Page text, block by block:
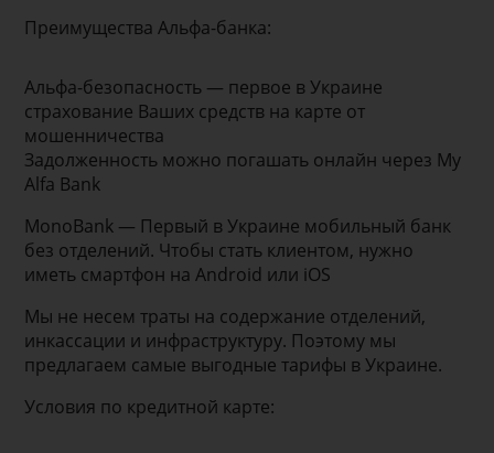
Преимущества Альфа-банка:
Альфа-безопасность — первое в Украине
страхование Ваших средств на карте от
мошенничества
Задолженность можно погашать онлайн через My
Alfa Bank
MonoBank — Первый в Украине мобильный банк
без отделений. Чтобы стать клиентом, нужно
иметь смартфон на Android или iOS
Мы не несем траты на содержание отделений,
инкассации и инфраструктуру. Поэтому мы
предлагаем самые выгодные тарифы в Украине.
Условия по кредитной карте: